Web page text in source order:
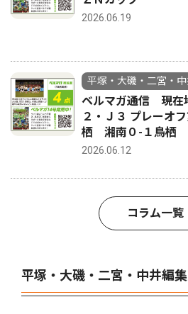
2026.06.19
平塚・大磯・二宮・
ベルマガ通信 現在
２・Ｊ３ プレーオ
栖 湘南０-１鳥栖
2026.06.12
コラム一覧
平塚・大磯・二宮・中井編